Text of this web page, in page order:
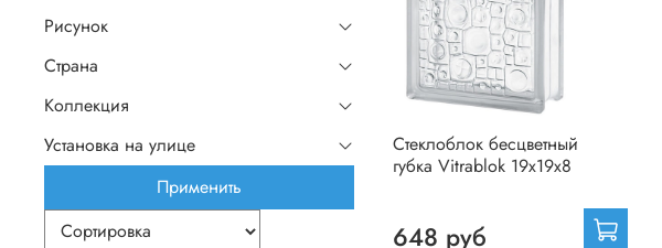
Стеклоблок бесцветный
губка Vitrablok 19х19х8
648 руб
Рисунок
Страна
Коллекция
Установка на улице
Применить